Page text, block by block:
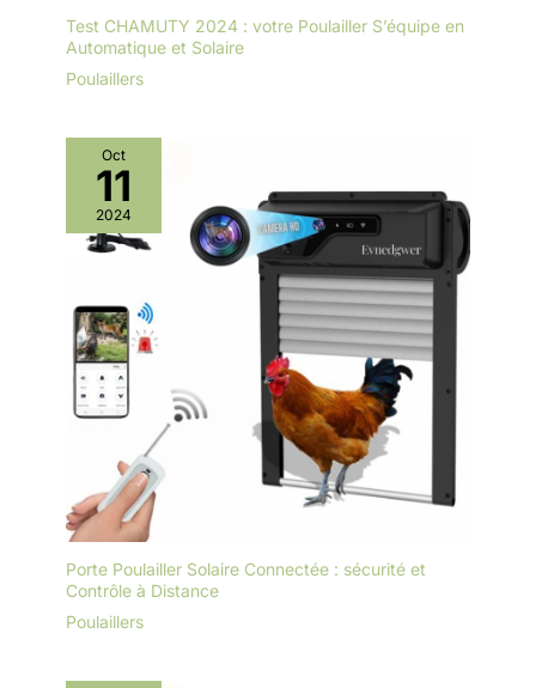
Test CHAMUTY 2024 : votre Poulailler S’équipe en
Automatique et Solaire
Poulaillers
Oct
11
2024
Porte Poulailler Solaire Connectée : sécurité et
Contrôle à Distance
Poulaillers